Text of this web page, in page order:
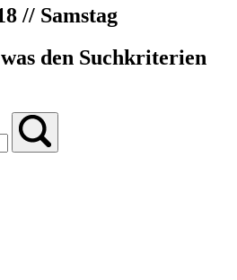
// Samstag
den Suchkriterien